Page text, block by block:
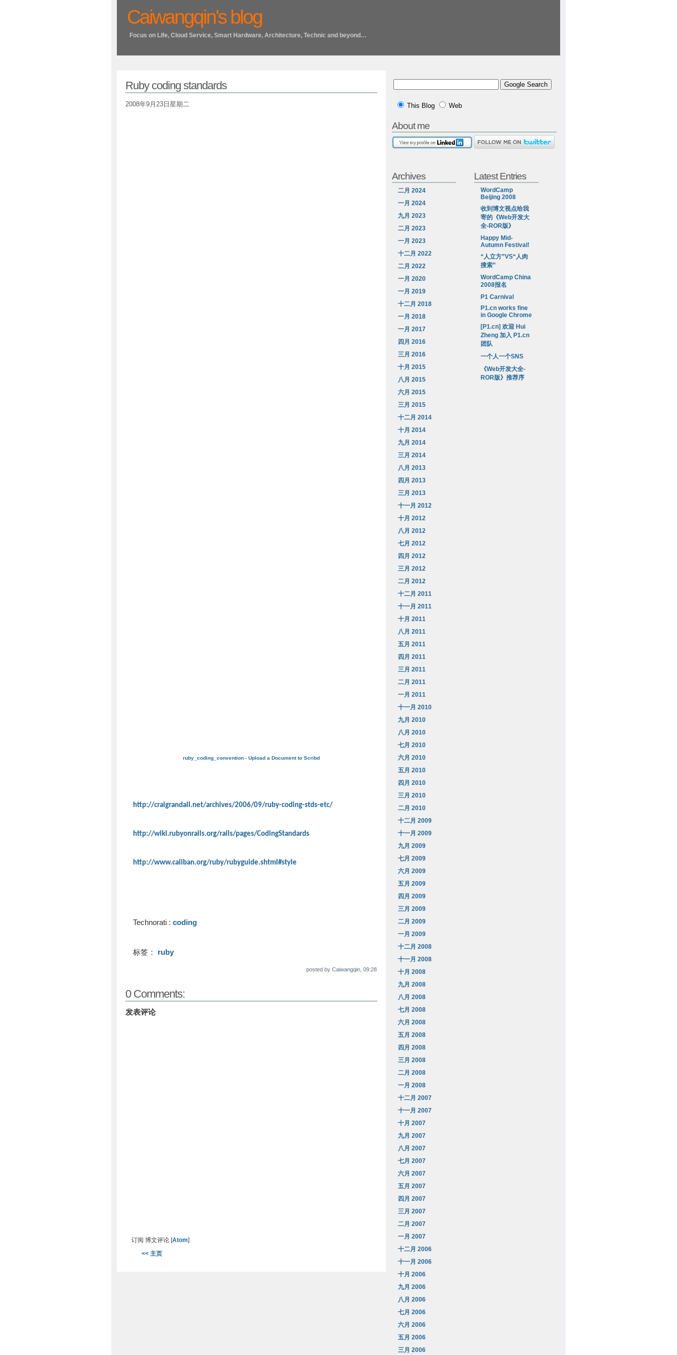
Caiwangqin's blog
Focus on Life, Cloud Service, Smart Hardware, Architecture, Technic and beyond…
Ruby coding standards
2008年9月23日星期二
ruby_coding_convention - Upload a Document to Scribd
http://craigrandall.net/archives/2006/09/ruby-coding-stds-etc/
http://wiki.rubyonrails.org/rails/pages/CodingStandards
http://www.caliban.org/ruby/rubyguide.shtml#style
Technorati: coding
标签： ruby
posted by Caiwangqin, 09:28
0 Comments:
发表评论
订阅 博文评论 [Atom]
<< 主页
This Blog Web
About me
Archives
二月 2024
一月 2024
九月 2023
二月 2023
一月 2023
十二月 2022
二月 2022
一月 2020
一月 2019
十二月 2018
一月 2018
一月 2017
四月 2016
三月 2016
十月 2015
八月 2015
六月 2015
三月 2015
十二月 2014
十月 2014
九月 2014
三月 2014
八月 2013
四月 2013
三月 2013
十一月 2012
十月 2012
八月 2012
七月 2012
四月 2012
三月 2012
二月 2012
十二月 2011
十一月 2011
十月 2011
八月 2011
五月 2011
四月 2011
三月 2011
二月 2011
一月 2011
十一月 2010
九月 2010
八月 2010
七月 2010
六月 2010
五月 2010
四月 2010
三月 2010
二月 2010
十二月 2009
十一月 2009
九月 2009
七月 2009
六月 2009
五月 2009
四月 2009
三月 2009
二月 2009
一月 2009
十二月 2008
十一月 2008
十月 2008
九月 2008
八月 2008
七月 2008
六月 2008
五月 2008
四月 2008
三月 2008
二月 2008
一月 2008
十二月 2007
十一月 2007
十月 2007
九月 2007
八月 2007
七月 2007
六月 2007
五月 2007
四月 2007
三月 2007
二月 2007
一月 2007
十二月 2006
十一月 2006
十月 2006
九月 2006
八月 2006
七月 2006
六月 2006
五月 2006
三月 2006
Latest Entries
WordCamp
Beijing 2008
收到博文视点给我
寄的《Web开发大
全-ROR版》
Happy Mid-
Autumn Festival!
“人立方”VS“人肉
搜索”
WordCamp China
2008报名
P1 Carnival
P1.cn works fine
in Google Chrome
[P1.cn] 欢迎 Hui
Zheng 加入 P1.cn
团队
一个人一个SNS
《Web开发大全-
ROR版》推荐序